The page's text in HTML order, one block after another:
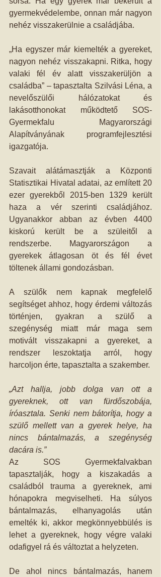
gyermekvédelembe, onnan már nagyon
nehéz visszakerülnie a családjába.
„Ha egyszer már kiemelték a gyereket,
nagyon nehéz visszakapni. Ritka, hogy
valaki fél év alatt visszakerüljön a
családba” – tapasztalta Szilvási Léna, a
nevelőszülői hálózatokat és
lakásotthonokat működtető SOS-
Gyermekfalu Magyarországi
Alapítványának programfejlesztési
igazgatója.
Szavait alátámasztják a Központi
Statisztikai Hivatal adatai, az említett 20
ezer gyerekből 2015-ben 1329 került
haza a vér szerinti családjához.
Ugyanakkor abban az évben 4400
kiskorú került be a szüleitől a
rendszerbe. Magyarországon a
gyerekek átlagosan öt és fél évet
töltenek állami gondozásban.
A szülők nem kapnak megfelelő
segítséget ahhoz, hogy érdemi változás
történjen, gyakran a szülő a
szegénység miatt már maga sem
motivált visszakapni a gyereket, a
rendszer leszoktatja arról, hogy
harcoljon érte, tapasztalta a szakember.
„Azt hallja, jobb dolga van ott a
gyereknek, ott van fürdőszobája,
íróasztala. Senki nem bátorítja, hogy a
szülő mellett van a gyerek helye, ha
nincs bántalmazás, a szegénység
dacára is.”
Az SOS Gyermekfalvakban
tapasztalják, hogy a kiszakadás a
családból trauma a gyereknek, ami
hónapokra megviselheti. Ha súlyos
bántalmazás, elhanyagolás után
emelték ki, akkor megkönnyebbülés is
lehet a gyereknek, hogy végre valaki
odafigyel rá és változtat a helyzeten.
De ahol nincs bántalmazás, hanem